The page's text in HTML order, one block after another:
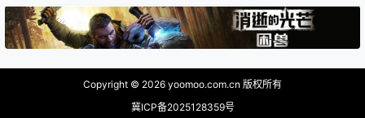
Copyright © 2026 yoomoo.com.cn 版权所有
冀ICP备2025128359号